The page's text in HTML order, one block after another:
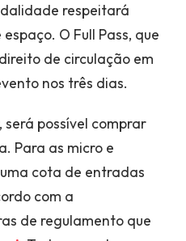
respeitará
O Full Pass, que
de circulação em
nos três dias.
possível comprar
Para as micro e
cota de entradas
com a
de regulamento que